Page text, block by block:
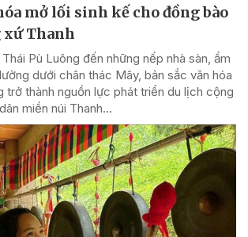
mở lối sinh kế cho đồng bào
Thanh
Pù Luông đến những nếp nhà sàn, ẩm
dưới chân thác Mây, bản sắc văn hóa
trở thành nguồn lực phát triển du lịch cộng
miền núi Thanh...